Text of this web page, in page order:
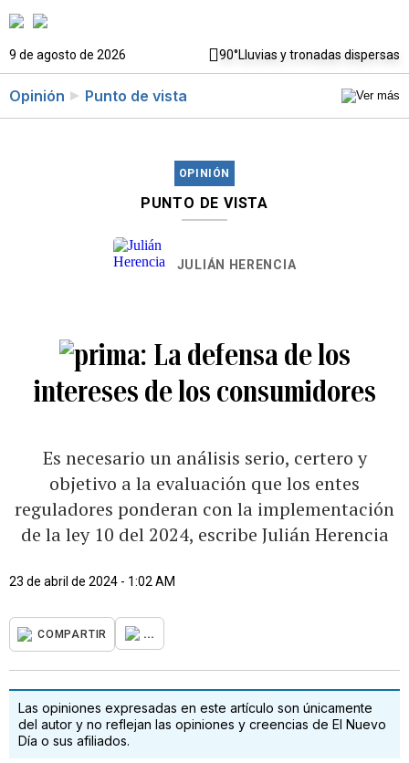
9 de agosto de 2026 90°Lluvias y tronadas dispersas
Opinión Punto de vista
OPINIÓN
PUNTO DE VISTA
JULIÁN HERENCIA
La defensa de los
intereses de los consumidores
Es necesario un análisis serio, certero y
objetivo a la evaluación que los entes
reguladores ponderan con la implementación
de la ley 10 del 2024, escribe Julián Herencia
23 de abril de 2024 - 1:02 AM
COMPARTIR ...
Las opiniones expresadas en este artículo son únicamente
del autor y no reflejan las opiniones y creencias de El Nuevo
Día o sus afiliados.